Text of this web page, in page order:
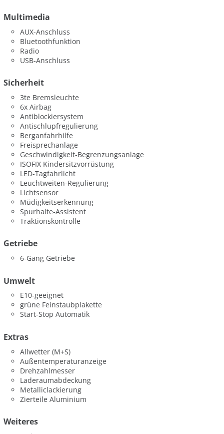
Multimedia
AUX-Anschluss
Bluetoothfunktion
Radio
USB-Anschluss
Sicherheit
3te Bremsleuchte
6x Airbag
Antiblockiersystem
Antischlupfregulierung
Berganfahrhilfe
Freisprechanlage
Geschwindigkeit-Begrenzungsanlage
ISOFIX Kindersitzvorrüstung
LED-Tagfahrlicht
Leuchtweiten-Regulierung
Lichtsensor
Müdigkeitserkennung
Spurhalte-Assistent
Traktionskontrolle
Getriebe
6-Gang Getriebe
Umwelt
E10-geeignet
grüne Feinstaubplakette
Start-Stop Automatik
Extras
Allwetter (M+S)
Außentemperaturanzeige
Drehzahlmesser
Laderaumabdeckung
Metalliclackierung
Zierteile Aluminium
Weiteres